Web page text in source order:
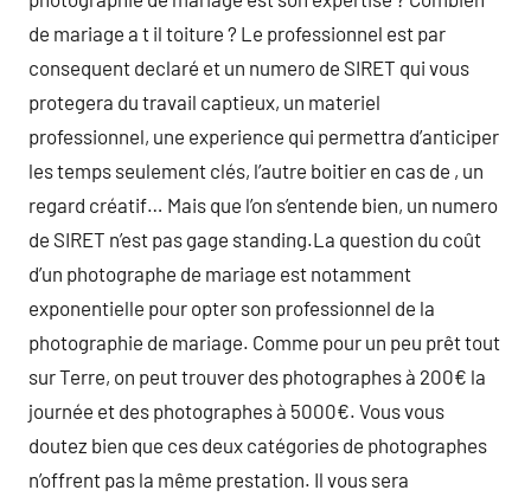
de mariage a t il toiture ? Le professionnel est par
consequent declaré et un numero de SIRET qui vous
protegera du travail captieux, un materiel
professionnel, une experience qui permettra d’anticiper
les temps seulement clés, l’autre boitier en cas de , un
regard créatif… Mais que l’on s’entende bien, un numero
de SIRET n’est pas gage standing.La question du coût
d’un photographe de mariage est notamment
exponentielle pour opter son professionnel de la
photographie de mariage. Comme pour un peu prêt tout
sur Terre, on peut trouver des photographes à 200€ la
journée et des photographes à 5000€. Vous vous
doutez bien que ces deux catégories de photographes
n’offrent pas la même prestation. Il vous sera